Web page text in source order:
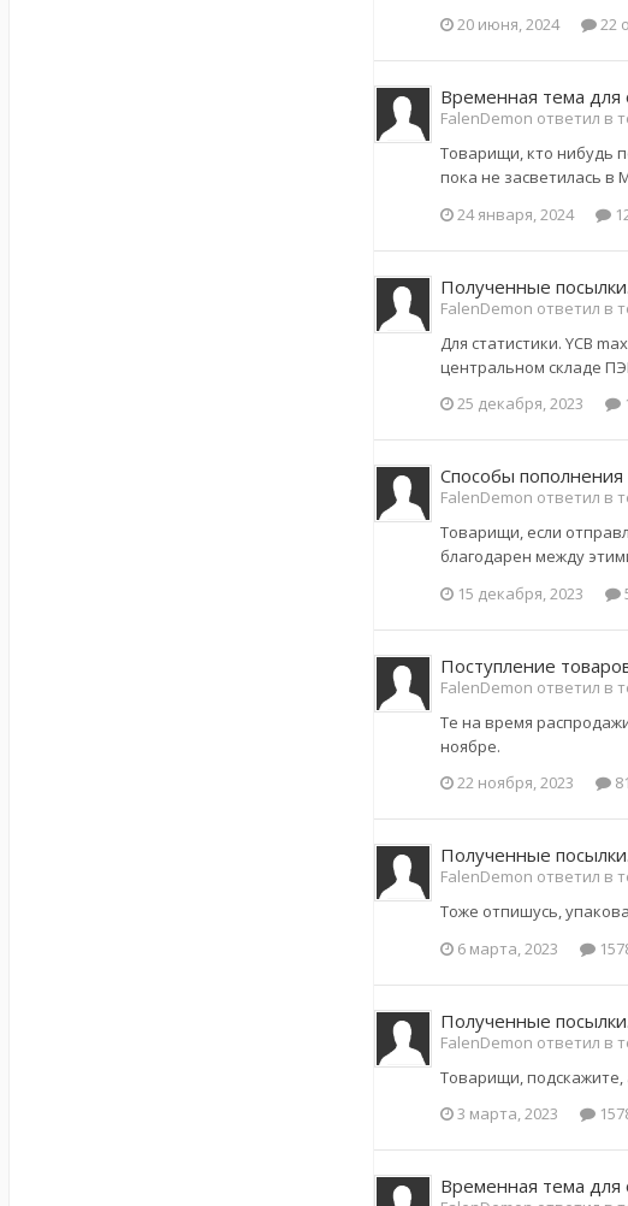
20 июня, 2024
22
Временная тема
FalenDemon ответил в
Товарищи, кто нибудь
пока не засветилась в
24 января, 2024
Полученные
FalenDemon ответил в
Для статистики. YCB
центральном складе
25 декабря, 2023
Способы пополнения
FalenDemon ответил в
Товарищи, если
благодарен между
15 декабря, 2023
Поступление
FalenDemon ответил в
Те на время
ноябре.
22 ноября, 2023
Полученные
FalenDemon ответил в
Тоже отпишусь,
6 марта, 2023
Полученные
FalenDemon ответил в
Товарищи, подскажите,
3 марта, 2023
Временная тема